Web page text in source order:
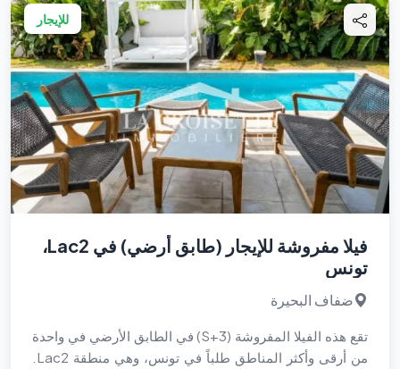
للإيجار
فيلا مفروشة للإيجار (طابق أرضي) في Lac2،
تونس
ضفاف البحيرة
تقع هذه الفيلا المفروشة (S+3) في الطابق الأرضي في واحدة